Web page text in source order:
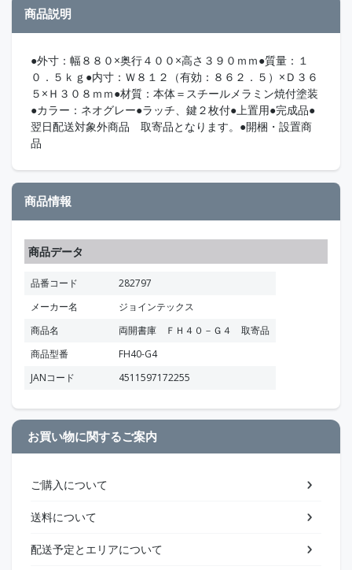
商品説明
●外寸：幅８８０×奥行４００×高さ３９０ｍｍ●質量：１
０．５ｋｇ●内寸：Ｗ８１２（有効：８６２．５）×Ｄ３６
５×Ｈ３０８ｍｍ●材質：本体＝スチールメラミン焼付塗装
●カラー：ネオグレー●ラッチ、鍵２枚付●上置用●完成品●
翌日配送対象外商品 取寄品となります。●開梱・設置商
品
商品情報
商品データ
品番コード
282797
メーカー名
ジョインテックス
商品名
両開書庫 ＦＨ４０－Ｇ４ 取寄品
商品型番
FH40-G4
JANコード
4511597172255
お買い物に関するご案内
ご購入について
送料について
配送予定とエリアについて